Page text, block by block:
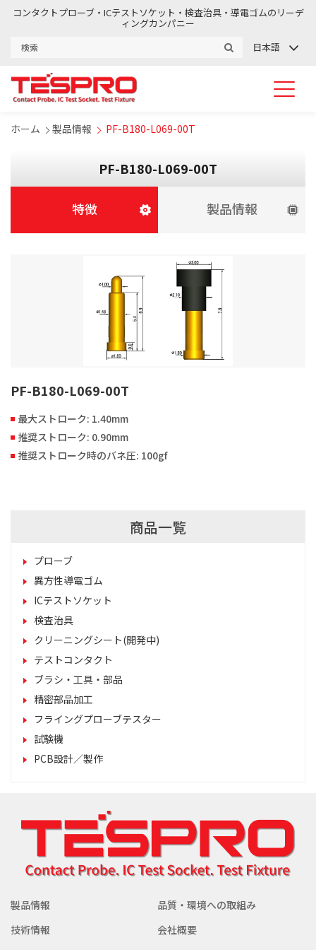
コンタクトプローブ・ICテストソケット・検査治具・導電ゴムのリーデ
ィングカンパニー
日本語
ホーム 製品情報 PF-B180-L069-00T
PF-B180-L069-00T
特徴 製品情報
PF-B180-L069-00T
最大ストローク: 1.40mm
推奨ストローク: 0.90mm
推奨ストローク時のバネ圧: 100gf
商品一覧
プローブ
異方性導電ゴム
ICテストソケット
検査治具
クリーニングシート(開発中)
テストコンタクト
ブラシ・工具・部品
精密部品加工
フライングプローブテスター
試験機
PCB設計／製作
製品情報
品質・環境への取組み
技術情報
会社概要